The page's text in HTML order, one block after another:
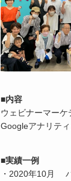
■内容
ウェビナーマーケ
Googleアナリテ
■実績一例
・2020年10月